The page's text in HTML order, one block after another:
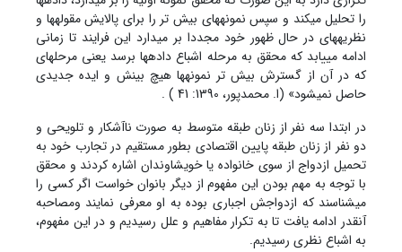
را تحلیل می‏کند و سپس نمونه‏های بیش تر را برای پالایش مقوله‏ها و
نظریه‏های در حال ظهور خود مجددا بر می‏دارد این فرایند تا زمانی
ادامه می‏یابد که محقق به مرحله اشباع داده‏ها برسد یعنی مرحله‏ای
که در آن از گسترش بیش تر نمونه‏ها هیچ بینش و ایده جدیدی
حاصل نمی‏شود» (ا. محمدپور، 1390: 41 ) .
در ابتدا سه نفر از زنان طبقه متوسط به صورت ناآشکار و تلویحی و
دو نفر از زنان طبقه پایین اقتصادی بطور مستقیم در تجارب خود به
تحمیل ازدواج از سوی خانواده یا خویشاوندان اشاره کردند و محقق
با توجه به مهم بودن این مفهوم از دیگر بانوان خواست اگر کسی را
می‏شناسند که ازدواجش اجباری بوده به او معرفی نمایند ومصاحبه
آنقدر ادامه یافت تا به تکرار مفاهیم و علل رسیدیم و در این مفهوم،
به اشباع نظری رسیدیم.